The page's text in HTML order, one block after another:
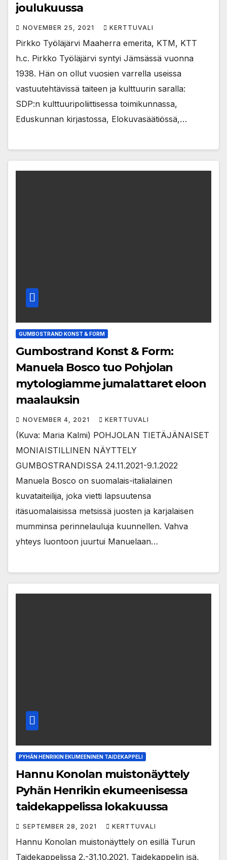
joulukuussa
NOVEMBER 25, 2021 KERTTUVALI
Pirkko Työläjärvi Maaherra emerita, KTM, KTT
h.c. Pirkko Työläjärvi syntyi Jämsässä vuonna
1938. Hän on ollut vuosien varrella useissa
vastuutehtävissä taiteen ja kulttuurin saralla:
SDP:n kulttuuripoliittisessa toimikunnassa,
Eduskunnan kirjastossa, Elokuvasäätiössä,…
GUMBOSTRAND KONST & FORM
Gumbostrand Konst & Form:
Manuela Bosco tuo Pohjolan
mytologiamme jumalattaret eloon
maalauksin
NOVEMBER 4, 2021 KERTTUVALI
(Kuva: Maria Kalmi) POHJOLAN TIETÄJÄNAISET
MONIAISTILLINEN NÄYTTELY
GUMBOSTRANDISSA 24.11.2021-9.1.2022
Manuela Bosco on suomalais-italialainen
kuvataiteilija, joka vietti lapsuutensa
itäsuomalaisissa metsissä juosten ja karjalaisen
mumminsa perinnelauluja kuunnellen. Vahva
yhteys luontoon juurtui Manuelaan…
PYHÄN HENRIKIN EKUMEENINEN TAIDEKAPPELI
Hannu Konolan muistonäyttely
Pyhän Henrikin ekumeenisessa
taidekappelissa lokakuussa
SEPTEMBER 28, 2021 KERTTUVALI
Hannu Konolan muistonäyttely on esillä Turun
Taidekappelissa 2.-31.10.2021. Taidekappelin isä,